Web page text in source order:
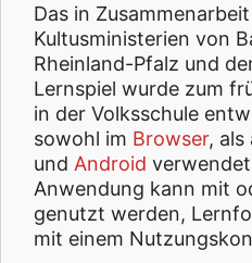
Das in
Kultusministerien von
Rheinland-Pfalz und
Lernspiel wurde zum
in der Volksschule
sowohl im Browser, als
und Android
Anwendung kann mit
genutzt werden,
mit einem